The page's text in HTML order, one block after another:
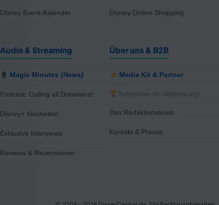
Disney Event-Kalender Disney Online Shopping
Audio & Streaming
Magic Minutes (News)
Podcast: Calling all Dreamers!
Disney+ Neuheiten
Exklusive Interviews
Reviews & Rezensionen
Über uns & B2B
Media Kit & Partner
Referenzen (In Vorbereitung)
Das Redaktionsteam
Kontakt & Presse